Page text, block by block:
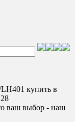
купить в
ваш выбор - наш